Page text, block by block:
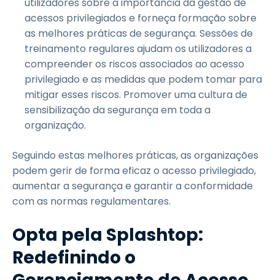
acessos privilegiados e forneça formação sobre
as melhores práticas de segurança. Sessões de
treinamento regulares ajudam os utilizadores a
compreender os riscos associados ao acesso
privilegiado e as medidas que podem tomar para
mitigar esses riscos. Promover uma cultura de
sensibilização da segurança em toda a
organização.
Seguindo estas melhores práticas, as organizações
podem gerir de forma eficaz o acesso privilegiado,
aumentar a segurança e garantir a conformidade
com as normas regulamentares.
Opta pela Splashtop:
Redefinindo o